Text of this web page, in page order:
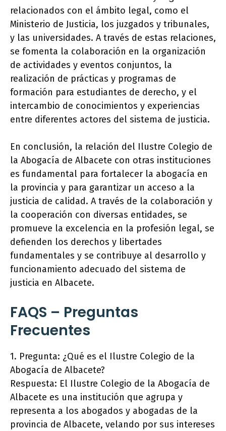
relacionados con el ámbito legal, como el
Ministerio de Justicia, los juzgados y tribunales,
y las universidades. A través de estas relaciones,
se fomenta la colaboración en la organización
de actividades y eventos conjuntos, la
realización de prácticas y programas de
formación para estudiantes de derecho, y el
intercambio de conocimientos y experiencias
entre diferentes actores del sistema de justicia.
En conclusión, la relación del Ilustre Colegio de
la Abogacía de Albacete con otras instituciones
es fundamental para fortalecer la abogacía en
la provincia y para garantizar un acceso a la
justicia de calidad. A través de la colaboración y
la cooperación con diversas entidades, se
promueve la excelencia en la profesión legal, se
defienden los derechos y libertades
fundamentales y se contribuye al desarrollo y
funcionamiento adecuado del sistema de
justicia en Albacete.
FAQS – Preguntas
Frecuentes
1. Pregunta: ¿Qué es el Ilustre Colegio de la
Abogacía de Albacete?
Respuesta: El Ilustre Colegio de la Abogacía de
Albacete es una institución que agrupa y
representa a los abogados y abogadas de la
provincia de Albacete, velando por sus intereses